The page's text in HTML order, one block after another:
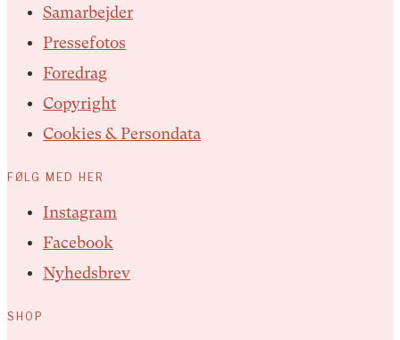
Samarbejder
Pressefotos
Foredrag
Copyright
Cookies & Persondata
FØLG MED HER
Instagram
Facebook
Nyhedsbrev
SHOP